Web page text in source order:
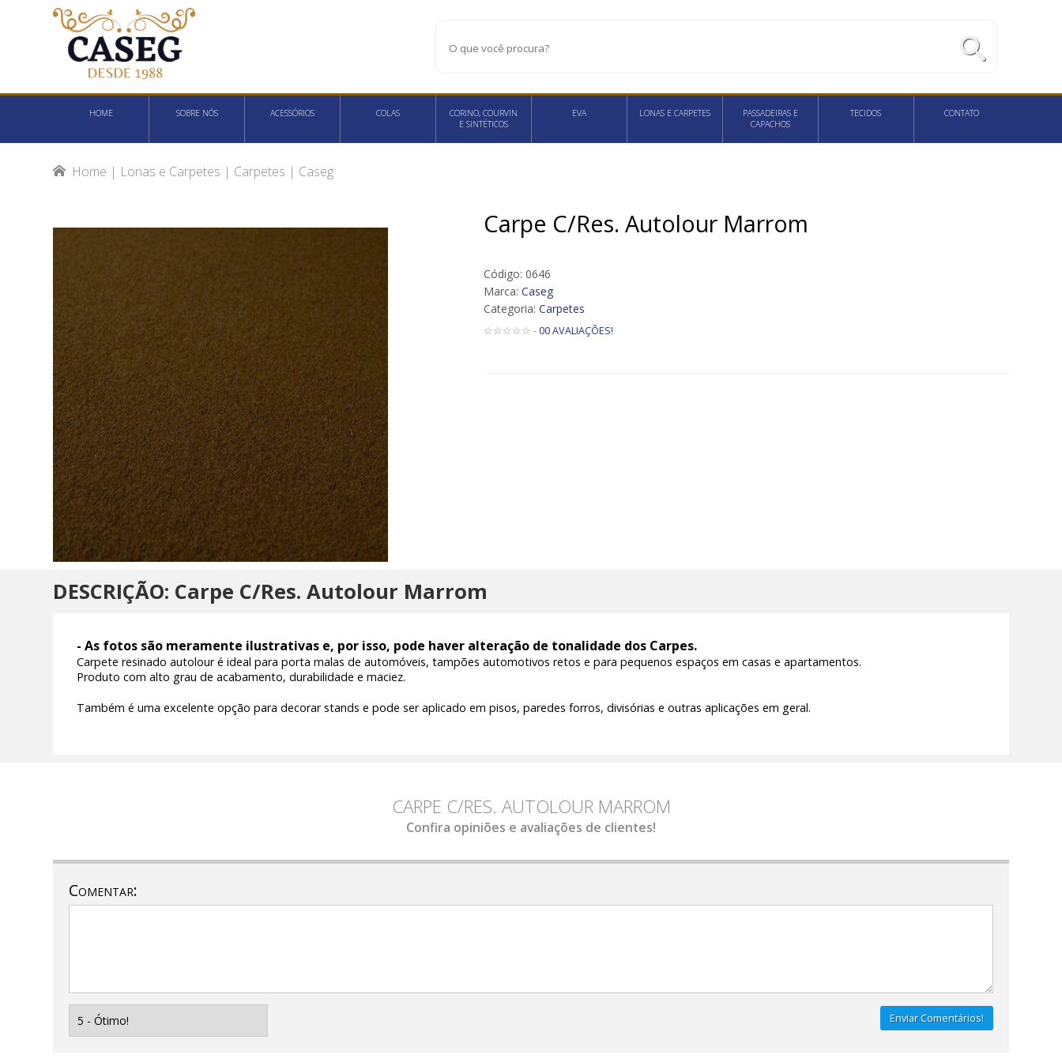
HOME SOBRE NÓS ACESSÓRIOS COLAS
CORINO, COURVIN
E SINTÉTICOS
EVA LONAS E CARPETES
PASSADEIRAS E
CAPACHOS
TECIDOS CONTATO
Home | Lonas e Carpetes | Carpetes | Caseg
Carpe C/Res. Autolour Marrom
Código: 0646
Marca: Caseg
Categoria: Carpetes
☆☆☆☆☆ -00 AVALIAÇÕES!
DESCRIÇÃO: Carpe C/Res. Autolour Marrom
- As fotos são meramente ilustrativas e, por isso, pode haver alteração de tonalidade dos Carpes.
Carpete resinado autolour é ideal para porta malas de automóveis, tampões automotivos retos e para pequenos espaços em casas e apartamentos.
Produto com alto grau de acabamento, durabilidade e maciez.
Também é uma excelente opção para decorar stands e pode ser aplicado em pisos, paredes forros, divisórias e outras aplicações em geral.
CARPE C/RES. AUTOLOUR MARROM
Confira opiniões e avaliações de clientes!
Comentar:
Enviar Comentários!